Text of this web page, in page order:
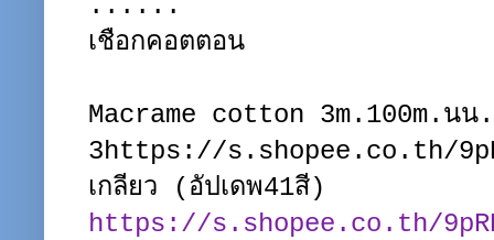
......
เชือกคอตตอน
Macrame cotton 3m.100m.นน
3https://s.shopee.co.th/
เกลียว (อัปเดพ41สี)
https://s.shopee.co.th/